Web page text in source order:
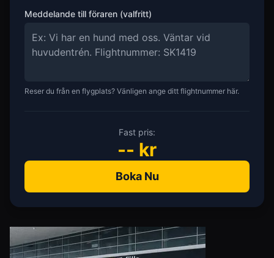
Meddelande till föraren (valfritt)
Reser du från en flygplats? Vänligen ange ditt flightnummer här.
Fast pris:
-- kr
Boka Nu